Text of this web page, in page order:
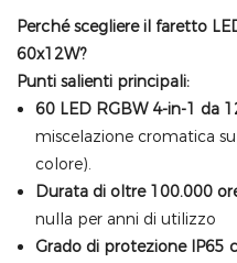
Perché scegliere il faretto
60x12W?
Punti salienti principali:
60 LED RGBW 4-in-1 da
miscelazione cromatica
colore).
Durata di oltre 100.000
nulla per anni di utilizzo
Grado di protezione IP65